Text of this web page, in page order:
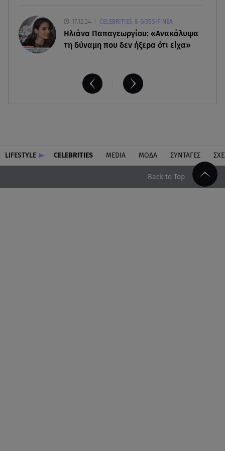
17.12.24 CELEBRITIES & GOSSIP ΝΕΑ
Ηλιάνα Παπαγεωργίου: «Ανακάλυψα
τη δύναμη που δεν ήξερα ότι είχα»
LIFESTYLE CELEBRITIES MEDIA ΜΟΔΑ ΣΥΝΤΑΓΕΣ
Back to Top